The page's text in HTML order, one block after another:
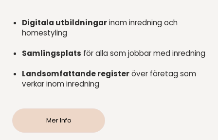
Digitala utbildningarinom inredning och
homestyling
Samlingsplats för alla som jobbar med inredning
Landsomfattande registeröver företag som
verkar inom inredning
Mer Info